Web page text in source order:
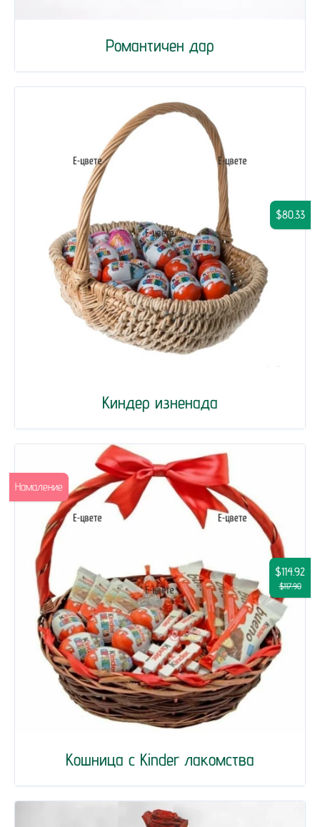
Романтичен дар
Киндер изненада
$80.33
Кошница с Kinder лакомства
$114.92
$117.90
Намаление